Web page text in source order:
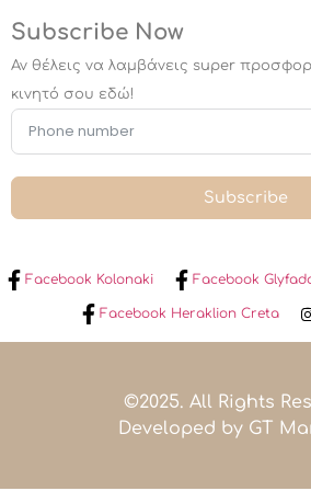
Subscribe Now
Αν θέλεις να λαμβάνεις super
κινητό σου εδώ!
Subscribe
Facebook Kolonaki Facebook
Facebook Heraklion Creta
©2025. All Rights
Developed by GT